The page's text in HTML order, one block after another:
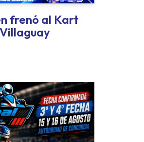
frenó al Kart